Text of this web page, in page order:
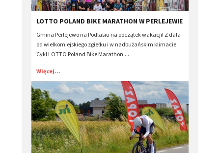
​LOTTO POLAND BIKE MARATHON W PERLEJEWIE
Gmina Perlejewo na Podlasiu na początek wakacji! Z dala
od wielkomiejskiego zgiełku i w nadbużańskim klimacie.
Cykl LOTTO Poland Bike Marathon,...
Więcej...